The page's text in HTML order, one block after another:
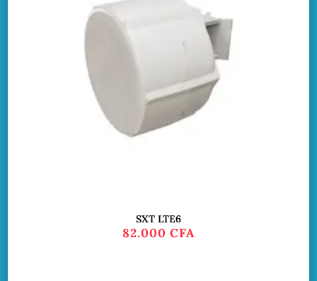
SXT LTE6
82.000 CFA